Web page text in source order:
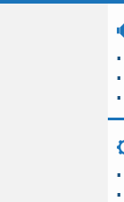
▪
▪
▪
▪
▪